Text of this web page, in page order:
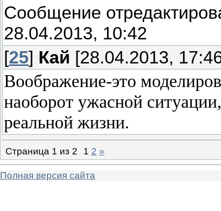
Сообщение
28.04.2013, 10:42
[25] Кай [28.04.2013,
Воображение-это
наоборот ужасной
реальной жизни.
Страница 1 из 2 1 2 »
Полная версия сайта